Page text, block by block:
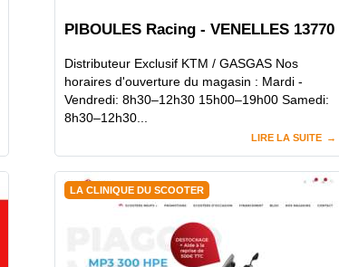
PIBOULES Racing - VENELLES 13770
Distributeur Exclusif KTM / GASGAS Nos
horaires d'ouverture du magasin : Mardi -
Vendredi: 8h30–12h30 15h00–19h00 Samedi:
8h30–12h30...
LIRE LA SUITE
LA CLINIQUE DU SCOOTER